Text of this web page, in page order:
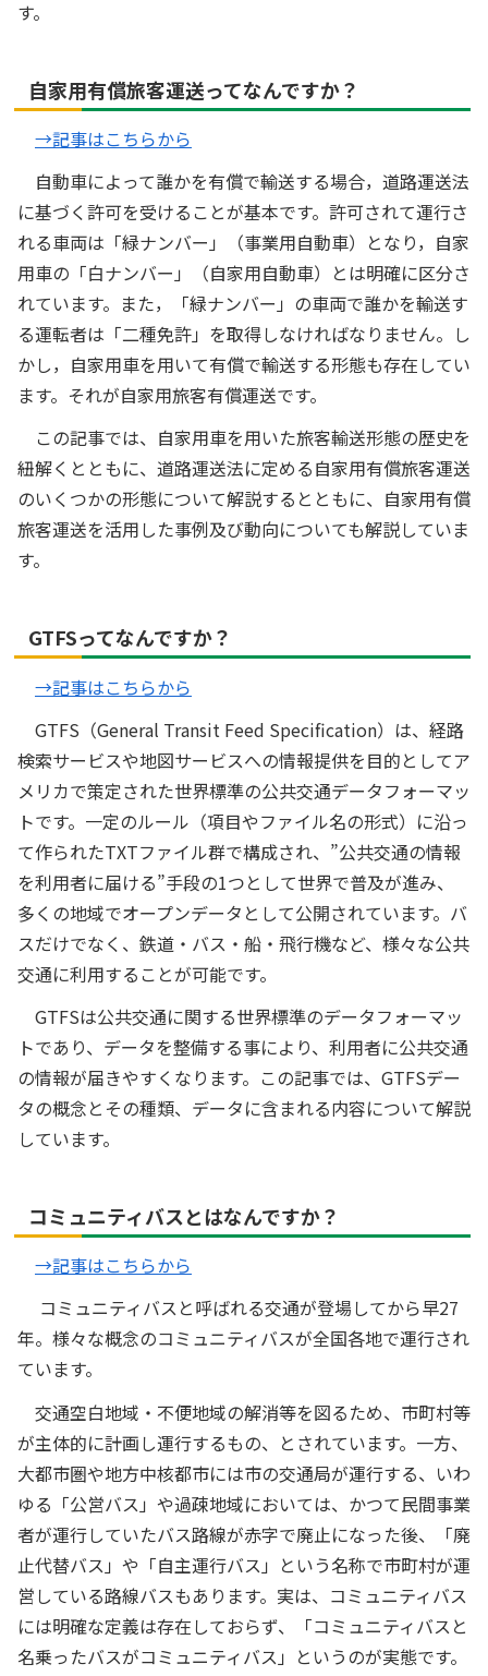
す。
自家用有償旅客運送ってなんですか？
→記事はこちらから
自動車によって誰かを有償で輸送する場合，道路運送法
に基づく許可を受けることが基本です。許可されて運行さ
れる車両は「緑ナンバー」（事業用自動車）となり，自家
用車の「白ナンバー」（自家用自動車）とは明確に区分さ
れています。また，「緑ナンバー」の車両で誰かを輸送す
る運転者は「二種免許」を取得しなければなりません。し
かし，自家用車を用いて有償で輸送する形態も存在してい
ます。それが自家用旅客有償運送です。
この記事では、自家用車を用いた旅客輸送形態の歴史を
紐解くとともに、道路運送法に定める自家用有償旅客運送
のいくつかの形態について解説するとともに、自家用有償
旅客運送を活用した事例及び動向についても解説していま
す。
GTFSってなんですか？
→記事はこちらから
GTFS（General Transit Feed Specification）は、経路
検索サービスや地図サービスへの情報提供を目的としてア
メリカで策定された世界標準の公共交通データフォーマッ
トです。一定のルール（項目やファイル名の形式）に沿っ
て作られたTXTファイル群で構成され、”公共交通の情報
を利用者に届ける”手段の1つとして世界で普及が進み、
多くの地域でオープンデータとして公開されています。バ
スだけでなく、鉄道・バス・船・飛行機など、様々な公共
交通に利用することが可能です。
GTFSは公共交通に関する世界標準のデータフォーマッ
トであり、データを整備する事により、利用者に公共交通
の情報が届きやすくなります。この記事では、GTFSデー
タの概念とその種類、データに含まれる内容について解説
しています。
コミュニティバスとはなんですか？
→記事はこちらから
コミュニティバスと呼ばれる交通が登場してから早27
年。様々な概念のコミュニティバスが全国各地で運行され
ています。
交通空白地域・不便地域の解消等を図るため、市町村等
が主体的に計画し運行するもの、とされています。一方、
大都市圏や地方中核都市には市の交通局が運行する、いわ
ゆる「公営バス」や過疎地域においては、かつて民間事業
者が運行していたバス路線が赤字で廃止になった後、「廃
止代替バス」や「自主運行バス」という名称で市町村が運
営している路線バスもあります。実は、コミュニティバス
には明確な定義は存在しておらず、「コミュニティバスと
名乗ったバスがコミュニティバス」というのが実態です。